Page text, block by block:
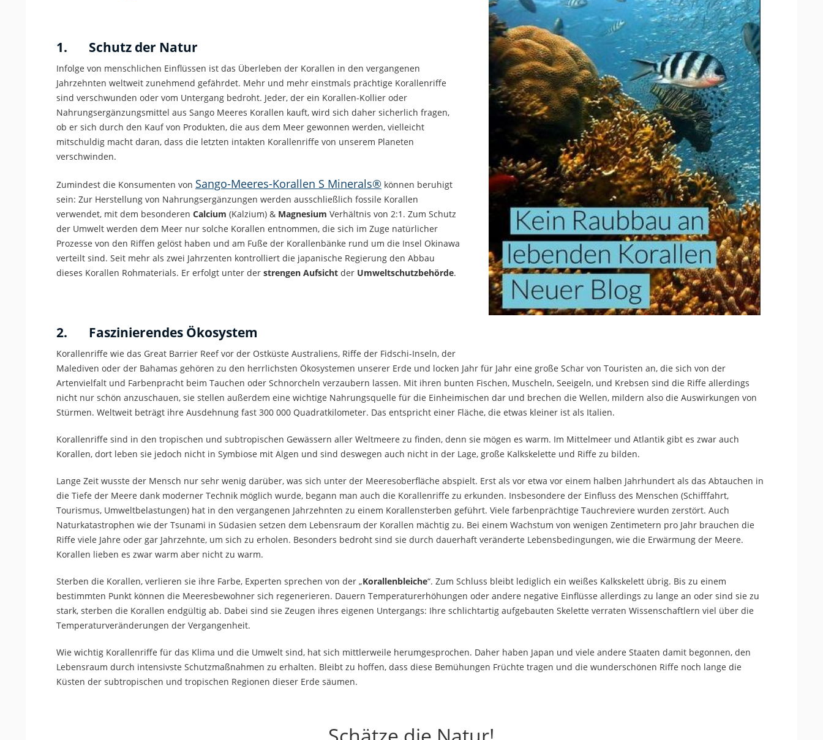
1. Schutz der Natur
Infolge von menschlichen Einflüssen ist das Überleben der Korallen in den vergangenen
Jahrzehnten weltweit zunehmend gefährdet. Mehr und mehr einstmals prächtige Korallenriffe
sind verschwunden oder vom Untergang bedroht. Jeder, der ein Korallen-Kollier oder
Nahrungsergänzungsmittel aus Sango Meeres Korallen kauft, wird sich daher sicherlich fragen,
ob er sich durch den Kauf von Produkten, die aus dem Meer gewonnen werden, vielleicht
mitschuldig macht daran, dass die letzten intakten Korallenriffe von unserem Planeten
verschwinden.
Zumindest die Konsumenten von Sango-Meeres-Korallen S Minerals® können beruhigt
sein: Zur Herstellung von Nahrungsergänzungen werden ausschließlich fossile Korallen
verwendet, mit dem besonderen Calcium (Kalzium) & Magnesium Verhältnis von 2:1. Zum Schutz
der Umwelt werden dem Meer nur solche Korallen entnommen, die sich im Zuge natürlicher
Prozesse von den Riffen gelöst haben und am Fuße der Korallenbänke rund um die Insel Okinawa
verteilt sind. Seit mehr als zwei Jahrzenten kontrolliert die japanische Regierung den Abbau
dieses Korallen Rohmaterials. Er erfolgt unter der strengen Aufsicht der Umweltschutzbehörde.
2. Faszinierendes Ökosystem
Korallenriffe wie das Great Barrier Reef vor der Ostküste Australiens, Riffe der Fidschi-Inseln, der
Malediven oder der Bahamas gehören zu den herrlichsten Ökosystemen unserer Erde und locken Jahr für Jahr eine große Schar von Touristen an, die sich von der
Artenvielfalt und Farbenpracht beim Tauchen oder Schnorcheln verzaubern lassen. Mit ihren bunten Fischen, Muscheln, Seeigeln, und Krebsen sind die Riffe allerdings
nicht nur schön anzuschauen, sie stellen außerdem eine wichtige Nahrungsquelle für die Einheimischen dar und brechen die Wellen, mildern also die Auswirkungen von
Stürmen. Weltweit beträgt ihre Ausdehnung fast 300 000 Quadratkilometer. Das entspricht einer Fläche, die etwas kleiner ist als Italien.
Korallenriffe sind in den tropischen und subtropischen Gewässern aller Weltmeere zu finden, denn sie mögen es warm. Im Mittelmeer und Atlantik gibt es zwar auch
Korallen, dort leben sie jedoch nicht in Symbiose mit Algen und sind deswegen auch nicht in der Lage, große Kalkskelette und Riffe zu bilden.
Lange Zeit wusste der Mensch nur sehr wenig darüber, was sich unter der Meeresoberfläche abspielt. Erst als vor etwa vor einem halben Jahrhundert als das Abtauchen in
die Tiefe der Meere dank moderner Technik möglich wurde, begann man auch die Korallenriffe zu erkunden. Insbesondere der Einfluss des Menschen (Schifffahrt,
Tourismus, Umweltbelastungen) hat in den vergangenen Jahrzehnten zu einem Korallensterben geführt. Viele farbenprächtige Tauchreviere wurden zerstört. Auch
Naturkatastrophen wie der Tsunami in Südasien setzen dem Lebensraum der Korallen mächtig zu. Bei einem Wachstum von wenigen Zentimetern pro Jahr brauchen die
Riffe viele Jahre oder gar Jahrzehnte, um sich zu erholen. Besonders bedroht sind sie durch dauerhaft veränderte Lebensbedingungen, wie die Erwärmung der Meere.
Korallen lieben es zwar warm aber nicht zu warm.
Sterben die Korallen, verlieren sie ihre Farbe, Experten sprechen von der „Korallenbleiche“. Zum Schluss bleibt lediglich ein weißes Kalkskelett übrig. Bis zu einem
bestimmten Punkt können die Meeresbewohner sich regenerieren. Dauern Temperaturerhöhungen oder andere negative Einflüsse allerdings zu lange an oder sind sie zu
stark, sterben die Korallen endgültig ab. Dabei sind sie Zeugen ihres eigenen Untergangs: Ihre schlichtartig aufgebauten Skelette verraten Wissenschaftlern viel über die
Temperaturveränderungen der Vergangenheit.
Wie wichtig Korallenriffe für das Klima und die Umwelt sind, hat sich mittlerweile herumgesprochen. Daher haben Japan und viele andere Staaten damit begonnen, den
Lebensraum durch intensivste Schutzmaßnahmen zu erhalten. Bleibt zu hoffen, dass diese Bemühungen Früchte tragen und die wunderschönen Riffe noch lange die
Küsten der subtropischen und tropischen Regionen dieser Erde säumen.